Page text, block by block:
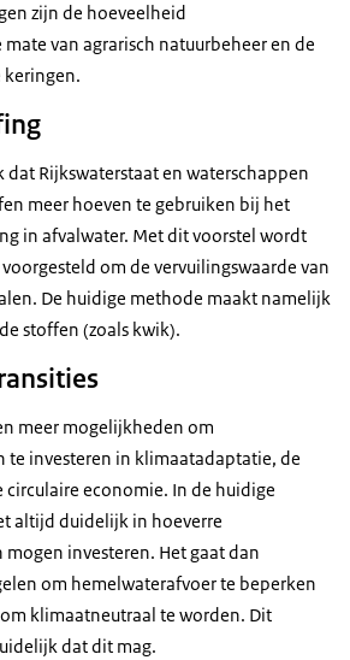
zijn de hoeveelheid
van agrarisch natuurbeheer en de
dat Rijkswaterstaat en waterschappen
meer hoeven te gebruiken bij het
in afvalwater. Met dit voorstel wordt
om de vervuilingswaarde van
De huidige methode maakt namelijk
stoffen (zoals kwik).
meer mogelijkheden om
te investeren in klimaatadaptatie, de
economie. In de huidige
altijd duidelijk in hoeverre
investeren. Het gaat dan
om hemelwaterafvoer te beperken
klimaatneutraal te worden. Dit
dat dit mag.